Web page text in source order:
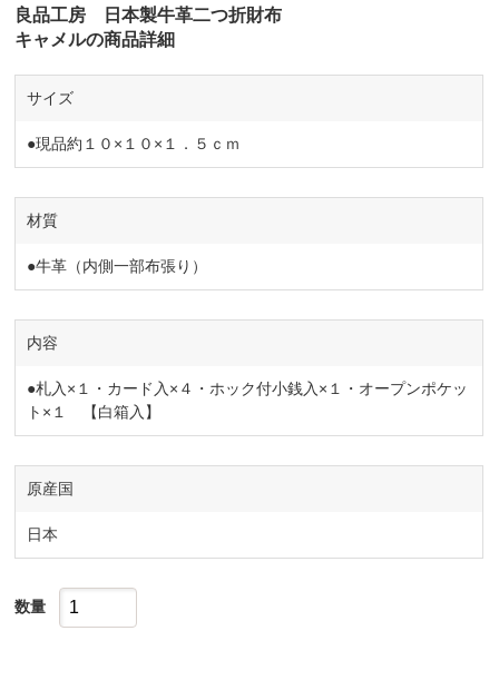
良品工房 日本製牛革二つ折財布
キャメルの商品詳細
サイズ
●現品約１０×１０×１．５ｃｍ
材質
●牛革（内側一部布張り）
内容
●札入×１・カード入×４・ホック付小銭入×１・オープンポケッ
ト×１ 【白箱入】
原産国
日本
数量